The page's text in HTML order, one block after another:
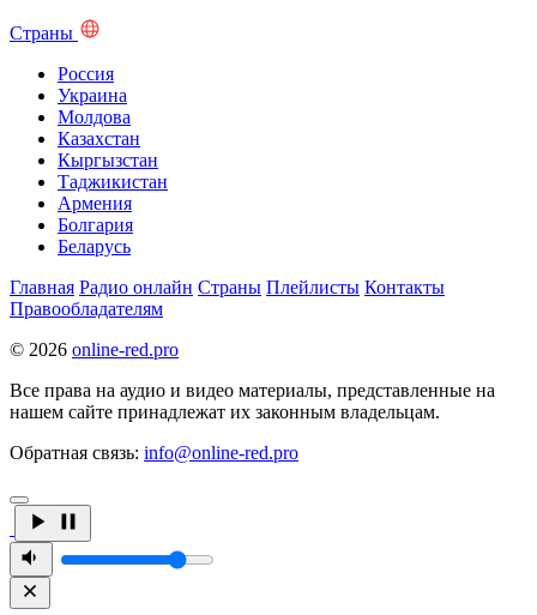
Страны
Россия
Украина
Молдова
Казахстан
Кыргызстан
Таджикистан
Армения
Болгария
Беларусь
Главная Радио онлайн Страны Плейлисты Контакты
Правообладателям
© 2026 online-red.pro
Все права на аудио и видео материалы, представленные на
нашем сайте принадлежат их законным владельцам.
Обратная связь: info@online-red.pro